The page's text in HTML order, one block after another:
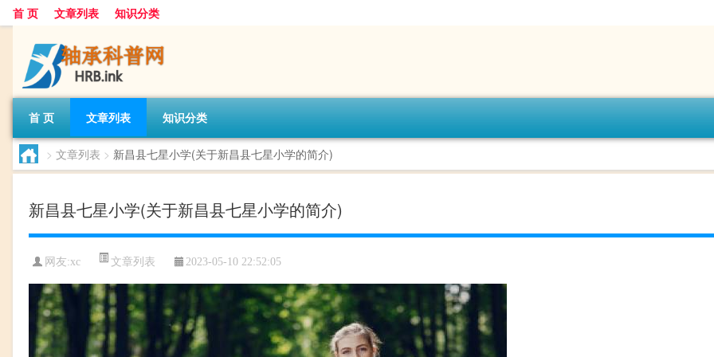
首 页 文章列表 知识分类
首 页 文章列表 知识分类
> 文章列表 > 新昌县七星小学(关于新昌县七星小学的简介)
新昌县七星小学(关于新昌县七星小学的简介)
网友:xc 文章列表 2023-05-10 22:52:05